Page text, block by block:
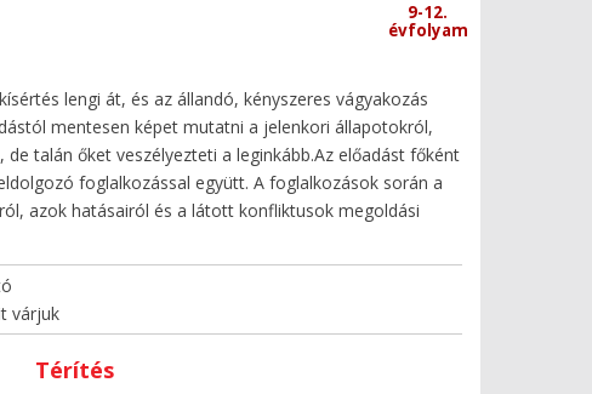
lengi át, és az állandó, kényszeres vágyakozás
mentesen képet mutatni a jelenkori állapotokról,
talán őket veszélyezteti a leginkább.Az előadást főként
foglalkozással együtt. A foglalkozások során a
azok hatásairól és a látott konfliktusok megoldási
9-12.
évfolyam
várjuk
Térítés